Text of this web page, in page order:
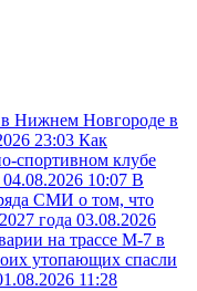
в Нижнем Новгороде в
23:03 Как
спортивном клубе
04.08.2026 10:07 В
ряда СМИ о том, что
года 03.08.2026
на трассе М-7 в
утопающих спасли
11:28